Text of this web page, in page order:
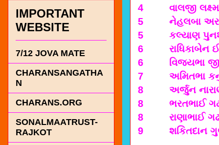
4
વાલજી
5
નેહલબા
5
કલ્યાણ
6
રાધિકાબેન
6
વિજયભા
7
અમિતભા
8
અર્જુન
8
ભરતભાઈ
8
રાણાભાઈ
9
શકિતદાન
IMPORTANT
WEBSITE
7/12 JOVA MATE
CHARANSANGATHA
N
CHARANS.ORG
SONALMAATRUST-
RAJKOT